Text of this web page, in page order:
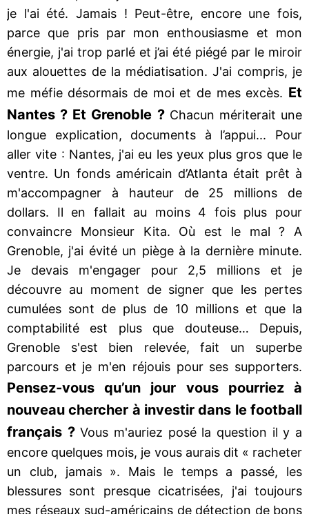
je l'ai été. Jamais ! Peut-être, encore une fois,
parce que pris par mon enthousiasme et mon
énergie, j'ai trop parlé et j’ai été piégé par le miroir
aux alouettes de la médiatisation. J'ai compris, je
me méfie désormais de moi et de mes excès. Et
Nantes ? Et Grenoble ?Chacun mériterait une
longue explication, documents à l’appui... Pour
aller vite : Nantes, j'ai eu les yeux plus gros que le
ventre. Un fonds américain d’Atlanta était prêt à
m'accompagner à hauteur de 25 millions de
dollars. Il en fallait au moins 4 fois plus pour
convaincre Monsieur Kita. Où est le mal ? A
Grenoble, j'ai évité un piège à la dernière minute.
Je devais m'engager pour 2,5 millions et je
découvre au moment de signer que les pertes
cumulées sont de plus de 10 millions et que la
comptabilité est plus que douteuse… Depuis,
Grenoble s'est bien relevée, fait un superbe
parcours et je m'en réjouis pour ses supporters.
Pensez-vous qu’un jour vous pourriez à
nouveau chercher à investir dans le football
français ?Vous m'auriez posé la question il y a
encore quelques mois, je vous aurais dit « racheter
un club, jamais ». Mais le temps a passé, les
blessures sont presque cicatrisées, j'ai toujours
mes réseaux sud-américains de détection de bons